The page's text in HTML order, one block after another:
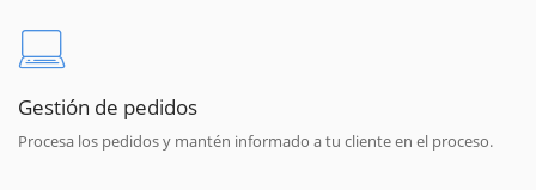
Gestión de pedidos
Procesa los pedidos y mantén informado a tu cliente en el proceso.